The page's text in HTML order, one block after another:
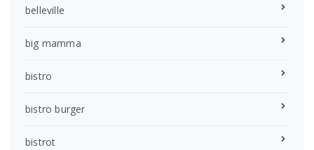
belleville
big mamma
bistro
bistro burger
bistrot